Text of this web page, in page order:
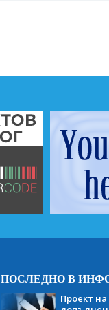
ПОСЛЕДНО В
Проект на